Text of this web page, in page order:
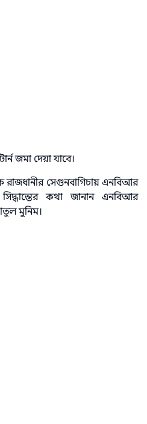
জমা দেয়া যাবে।
রাজধানীর সেগুনবাগিচায় এনবিআর
কথা জানান এনবিআর
মুনিম।